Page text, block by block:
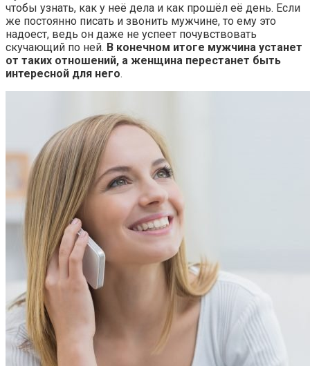
чтобы узнать, как у неё дела и как прошёл её день. Если
же постоянно писать и звонить мужчине, то ему это
надоест, ведь он даже не успеет почувствовать
скучающий по ней. В конечном итоге мужчина устанет
от таких отношений, а женщина перестанет быть
интересной для него.